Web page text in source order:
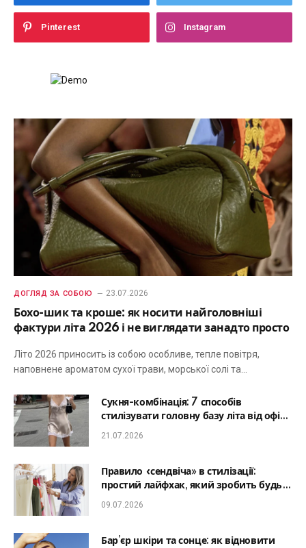
Pinterest Instagram
ДОГЛЯД ЗА СОБОЮ 23.07.2026
Бохо-шик та кроше: як носити найголовніші
фактури літа 2026 і не виглядати занадто просто
Літо 2026 приносить із собою особливе, тепле повітря,
наповнене ароматом сухої трави, морської солі та…
Сукня-комбінація: 7 способів
стилізувати головну базу літа від офісу
до романтичної вечері
21.07.2026
Правило «сендвіча» в стилізації:
простий лайфхак, який зробить будь-
який образ гармонійним
09.07.2026
Бар’єр шкіри та сонце: як відновити